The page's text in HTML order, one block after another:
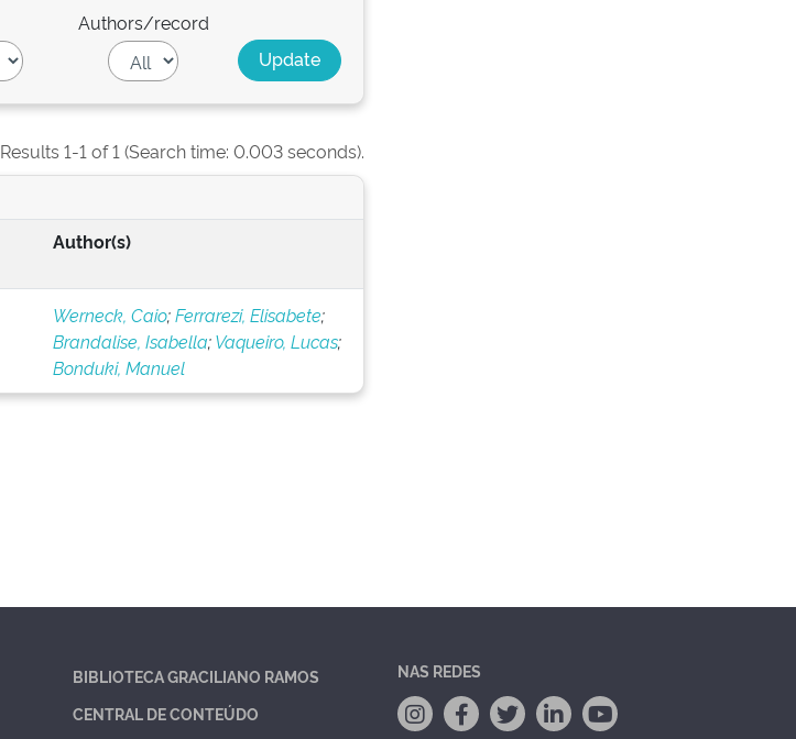
Authors/record
Results 1-1 of 1 (Search time: 0.003 seconds).
Author(s)
Werneck, Caio;Ferrarezi, Elisabete;
Brandalise, Isabella;Vaqueiro, Lucas;
Bonduki, Manuel
BIBLIOTECA GRACILIANO RAMOS
CENTRAL DE CONTEÚDO
NAS REDES